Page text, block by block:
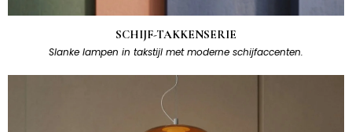
SCHIJF-TAKKENSERIE
Slanke lampen in takstijl met moderne schijfaccenten.